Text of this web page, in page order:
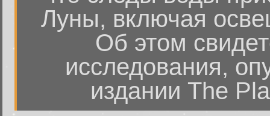
Луны, включая
Об этом
исследования,
издании The